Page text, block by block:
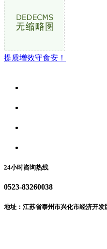
提质增效守食安！
24小时咨询热线
0523-83260038
地址：江苏省泰州市兴化市经济开发